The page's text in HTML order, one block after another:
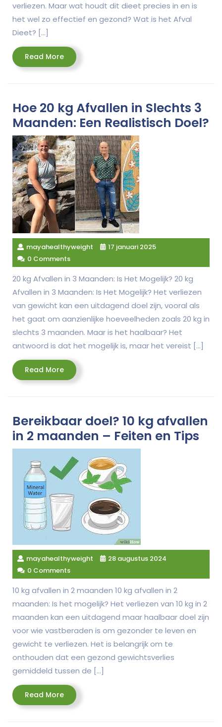
verliezen. Maar wat houdt dit dieet precies in en is
het wel zo effectief en gezond? Wat is het Afval
Dieet? […]
Read MoreRead
More
Hoe 20 kg Afvallen in Slechts 3
Maanden: Een Realistisch Doel?
mayahealthyweight
17 januari 2025
0 Comments
20 kg Afvallen in 3 Maanden: Is Het Mogelijk? 20 kg
Afvallen in 3 Maanden: Is Het Mogelijk? Het verliezen
van gewicht kan een uitdagend doel zijn, vooral als
het gaat om aanzienlijke hoeveelheden zoals 20 kg in
slechts 3 maanden. Maar is het haalbaar? Het
antwoord is dat het mogelijk is, maar het vereist […]
Read MoreRead
More
Bereikbaar doel? 10 kg afvallen
in 2 maanden – Feiten en Tips
mayahealthyweight
28 augustus 2024
0 Comments
10 kg afvallen in 2 maanden 10 kg afvallen in 2
maanden: Is het mogelijk? Het verliezen van 10 kg in 2
maanden kan een uitdagend maar haalbaar doel zijn
voor wie vastberaden is om gezonder te leven en
gewicht te verliezen. Het is belangrijk om te
onthouden dat een gezond gewichtsverlies
gemiddeld tussen de […]
Read MoreRead
More